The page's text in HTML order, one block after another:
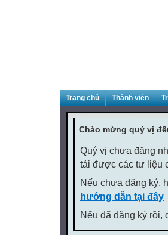
Trang chủ Thành viên
Chào mừng quý vị
Quý vị chưa đăng
tải được các tư liệu
Nếu chưa đăng ký,
hướng dẫn tại đây
Nếu đã đăng ký rồi,